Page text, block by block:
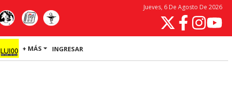
Jueves, 6 De Agosto De 2026
+ MÁS INGRESAR